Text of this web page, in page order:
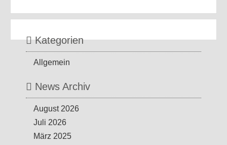
Kategorien
Allgemein
News Archiv
August 2026
Juli 2026
März 2025